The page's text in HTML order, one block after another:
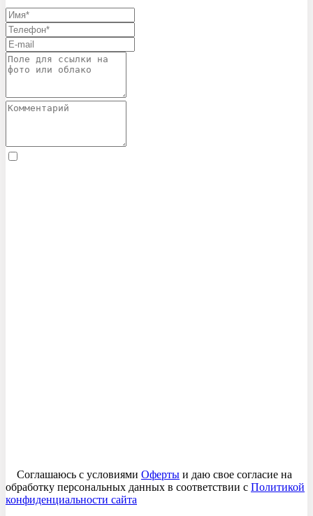
Соглашаюсь с условиями Оферты и даю свое согласие на
обработку персональных данных в соответствии с Политикой
конфиденциальности сайта